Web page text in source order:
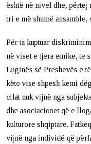
është në nivel dhe, përtej
tri e më shumë ansamble,
Për ta kuptuar
në viset e tjera etnike, te
Luginës së Preshevës e
këto vise shpesh kemi
cilat nuk vijnë nga
dhe asociacionet që e
kulturore shqiptare.
vijnë nga individë që